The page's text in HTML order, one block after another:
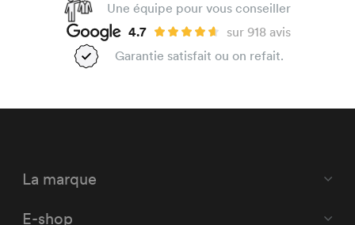
Une équipe pour vous conseiller
4.7
sur 918 avis
Garantie satisfait ou on refait.
La marque
E-shop